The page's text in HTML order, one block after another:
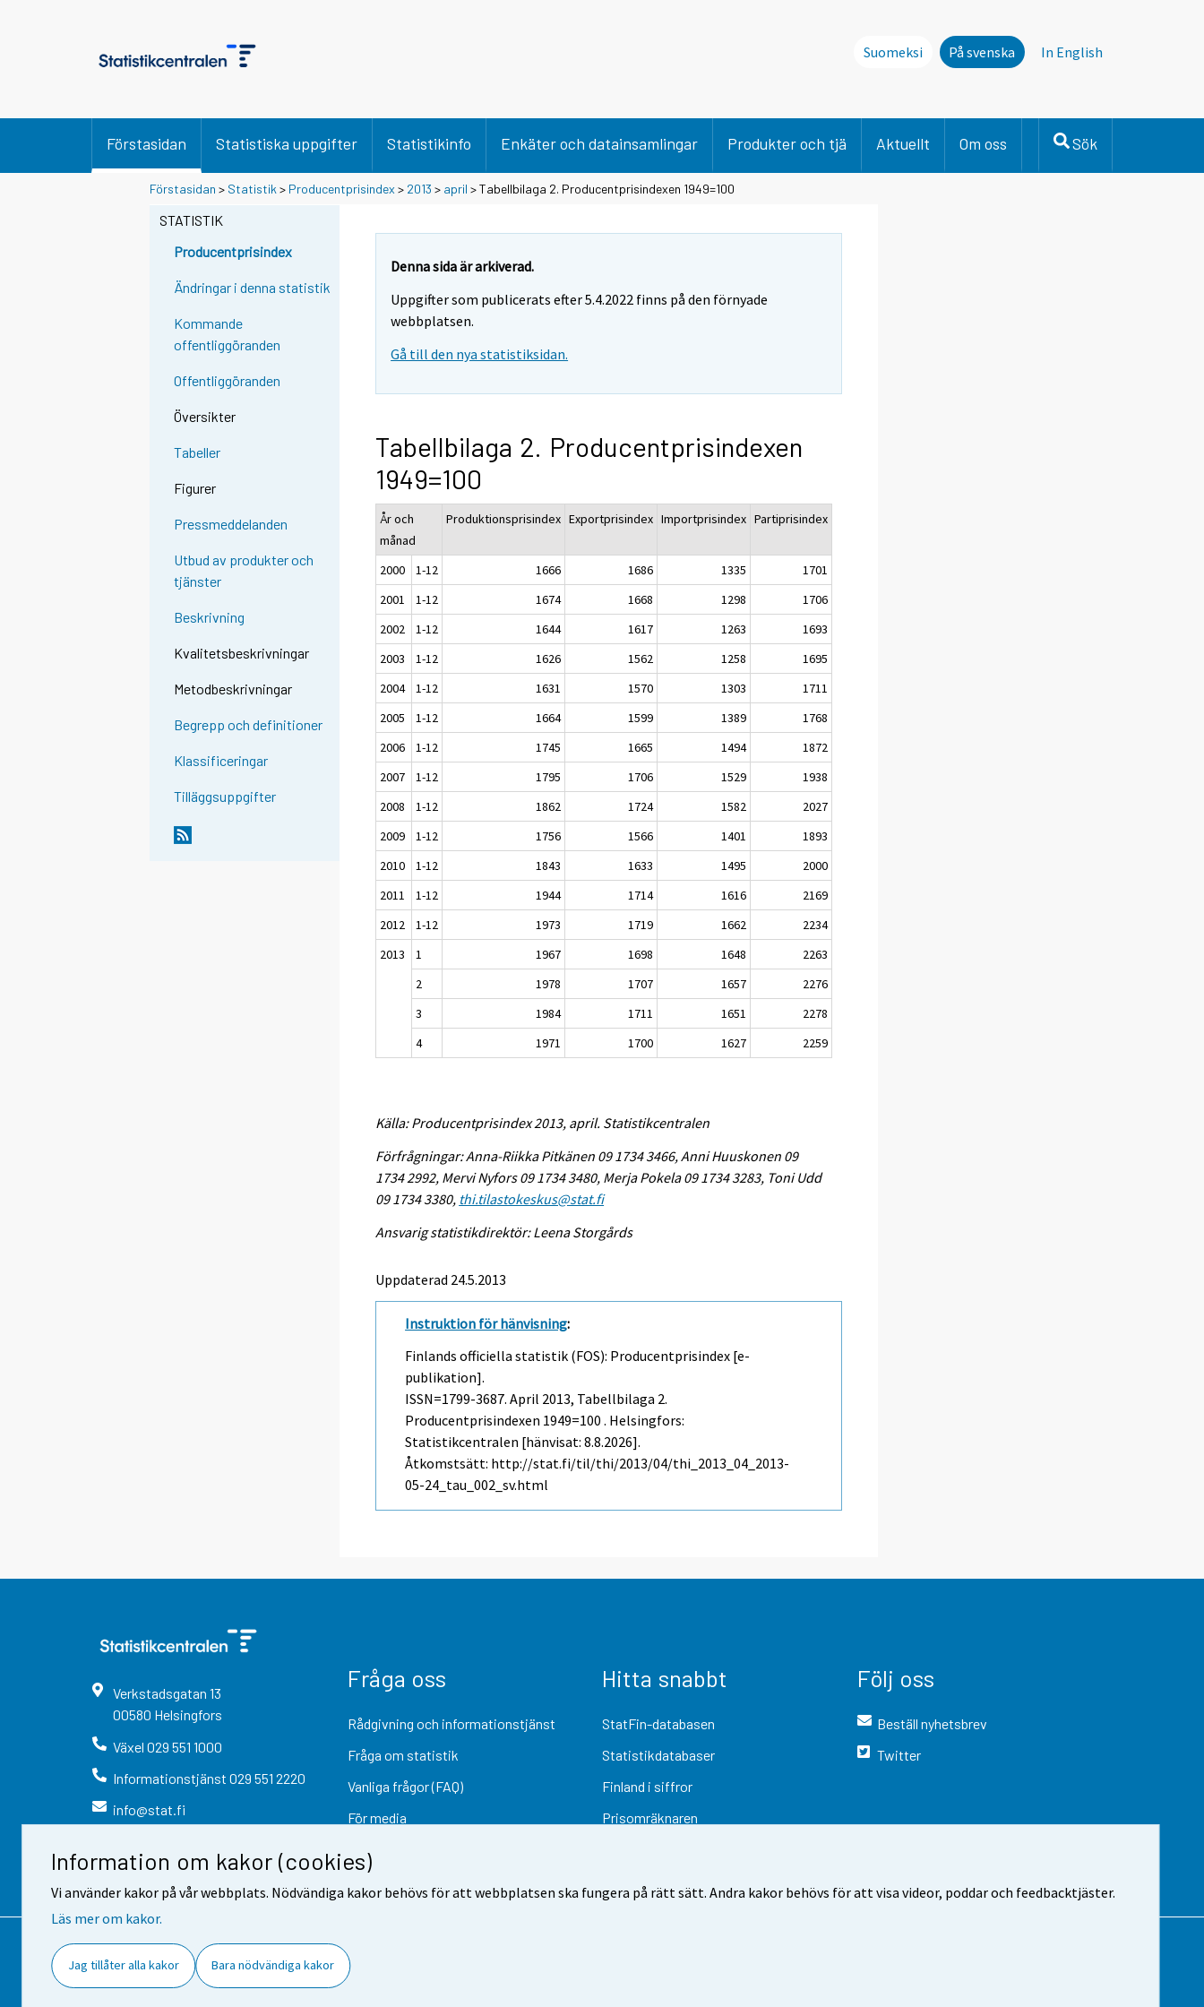
Information om kakor (cookies)
Vi använder kakor på vår webbplats. Nödvändiga kakor behövs för att webbplatsen ska fungera på rätt sätt. Andra kakor behövs för att visa videor, poddar och feedbacktjäster.
Läs mer om kakor.
Jag tillåter alla kakor Bara nödvändiga kakor
Suomeksi På svenska In English
Förstasidan Statistiska uppgifter Statistikinfo Enkäter och datainsamlingar Produkter och tjä Aktuellt Om oss Sök
Förstasidan > Statistik > Producentprisindex > 2013 > april > Tabellbilaga 2. Producentprisindexen 1949=100
STATISTIK
Producentprisindex
Ändringar i denna statistik
Kommande
offentliggöranden
Offentliggöranden
Översikter
Tabeller
Figurer
Pressmeddelanden
Utbud av produkter och
tjänster
Beskrivning
Kvalitetsbeskrivningar
Metodbeskrivningar
Begrepp och definitioner
Klassificeringar
Tilläggsuppgifter
Denna sida är arkiverad.
Uppgifter som publicerats efter 5.4.2022 finns på den förnyade
webbplatsen.
Gå till den nya statistiksidan.
Tabellbilaga 2. Producentprisindexen
1949=100
År och
månad
Produktionsprisindex Exportprisindex Importprisindex Partiprisindex
2000 1-12 1666 1686 1335
1701
2001
1-12 1674 1668 1298
1706
2002
1-12 1644 1617 1263
1693
2003
1-12 1626 1562 1258
1695
2004
1-12 1631 1570 1303
1711
2005
1-12 1664 1599 1389
1768
2006
1-12 1745 1665 1494
1872
2007
1-12 1795 1706 1529
1938
2008
1-12 1862 1724 1582
2027
2009
1-12 1756 1566 1401
1893
2010
1-12 1843 1633 1495
2000
2011
1-12 1944 1714 1616
2169
2012
1-12 1973 1719 1662
2234
2013
1 1967 1698 1648
2263
2
1978 1707 1657
2276
3
1984 1711 1651
2278
4
1971 1700 1627 2259
Källa: Producentprisindex 2013, april. Statistikcentralen
Förfrågningar: Anna-Riikka Pitkänen 09 1734 3466, Anni Huuskonen 09
1734 2992, Mervi Nyfors 09 1734 3480, Merja Pokela 09 1734 3283, Toni Udd
09 1734 3380, thi.tilastokeskus@stat.fi
Ansvarig statistikdirektör: Leena Storgårds
Uppdaterad 24.5.2013
Instruktion för hänvisning:
Finlands officiella statistik (FOS): Producentprisindex [e-
publikation].
ISSN=1799-3687.April 2013, Tabellbilaga 2.
Producentprisindexen 1949=100 . Helsingfors:
Statistikcentralen [hänvisat: 8.8.2026].
Åtkomstsätt: http://stat.fi/til/thi/2013/04/thi_2013_04_2013-
05-24_tau_002_sv.html
Verkstadsgatan 13
00580 Helsingfors
Växel 029 551 1000
Informationstjänst 029 551 2220
info@stat.fi
Fråga oss
Rådgivning och informationstjänst
Fråga om statistik
Vanliga frågor (FAQ)
För media
Hitta snabbt
StatFin-databasen
Statistikdatabaser
Finland i siffror
Prisomräknaren
Följ oss
Beställ nyhetsbrev
Twitter
Kontaktinformation Respons